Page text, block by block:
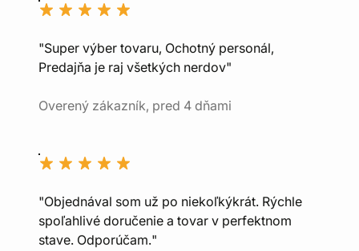
"Super výber tovaru, Ochotný personál,
Predajňa je raj všetkých nerdov"
Overený zákazník, pred 4 dňami
"Objednával som už po niekoľkýkrát. Rýchle
spoľahlivé doručenie a tovar v perfektnom
stave. Odporúčam."